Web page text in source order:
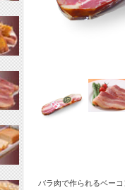
バラ肉で作られるベー